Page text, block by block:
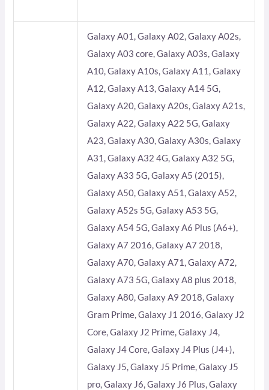
Galaxy A01, Galaxy A02, Galaxy A02s,
Galaxy A03 core, Galaxy A03s, Galaxy
A10, Galaxy A10s, Galaxy A11, Galaxy
A12, Galaxy A13, Galaxy A14 5G,
Galaxy A20, Galaxy A20s, Galaxy A21s,
Galaxy A22, Galaxy A22 5G, Galaxy
A23, Galaxy A30, Galaxy A30s, Galaxy
A31, Galaxy A32 4G, Galaxy A32 5G,
Galaxy A33 5G, Galaxy A5 (2015),
Galaxy A50, Galaxy A51, Galaxy A52,
Galaxy A52s 5G, Galaxy A53 5G,
Galaxy A54 5G, Galaxy A6 Plus (A6+),
Galaxy A7 2016, Galaxy A7 2018,
Galaxy A70, Galaxy A71, Galaxy A72,
Galaxy A73 5G, Galaxy A8 plus 2018,
Galaxy A80, Galaxy A9 2018, Galaxy
Gram Prime, Galaxy J1 2016, Galaxy J2
Core, Galaxy J2 Prime, Galaxy J4,
Galaxy J4 Core, Galaxy J4 Plus (J4+),
Galaxy J5, Galaxy J5 Prime, Galaxy J5
pro, Galaxy J6, Galaxy J6 Plus, Galaxy